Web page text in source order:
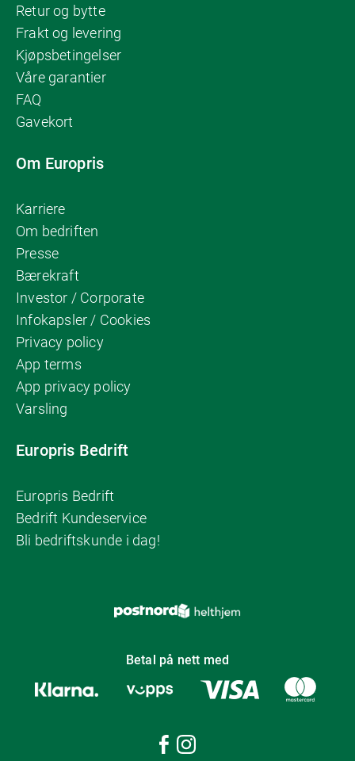
Retur og bytte
Frakt og levering
Kjøpsbetingelser
Våre garantier
FAQ
Gavekort
Om Europris
Karriere
Om bedriften
Presse
Bærekraft
Investor / Corporate
Infokapsler / Cookies
Privacy policy
App terms
App privacy policy
Varsling
Europris Bedrift
Europris Bedrift
Bedrift Kundeservice
Bli bedriftskunde i dag!
Betal på nett med